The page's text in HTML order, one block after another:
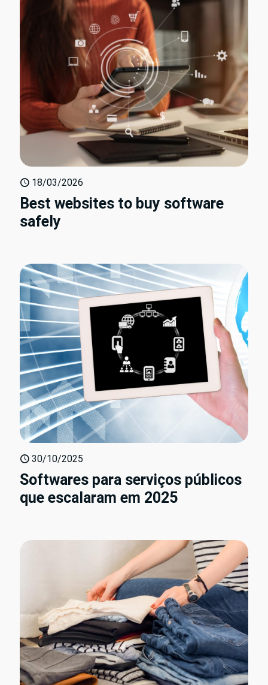
18/03/2026
Best websites to buy software
safely
30/10/2025
Softwares para serviços públicos
que escalaram em 2025